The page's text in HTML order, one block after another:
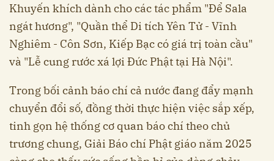
Khuyến khích dành cho các tác phẩm "Để Sala
ngát hương", "Quần thể Di tích Yên Tử - Vĩnh
Nghiêm - Côn Sơn, Kiếp Bạc có giá trị toàn cầu"
và "Lễ cung rước xá lợi Đức Phật tại Hà Nội".
Trong bối cảnh báo chí cả nước đang đẩy mạnh
chuyển đổi số, đồng thời thực hiện việc sắp xếp,
tinh gọn hệ thống cơ quan báo chí theo chủ
trương chung, Giải Báo chí Phật giáo năm 2025